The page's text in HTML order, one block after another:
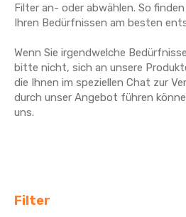
Filter an- oder abwählen. So
Ihren Bedürfnissen am besten
Wenn Sie irgendwelche
bitte nicht, sich an unsere
die Ihnen im speziellen Chat zur
durch unser Angebot führen
uns.
Filter